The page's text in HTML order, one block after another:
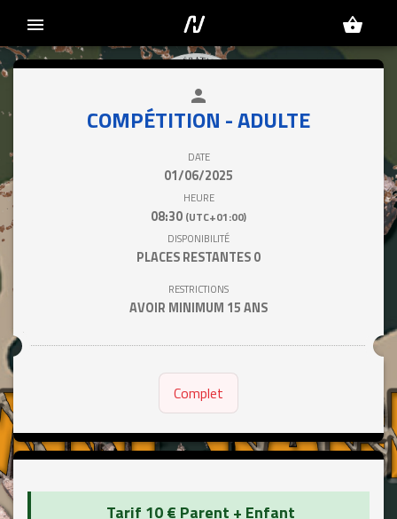
menu shopping_basket
person
COMPÉTITION - ADULTE
DATE
01/06/2025
HEURE
08:30 (UTC+01:00)
DISPONIBILITÉ
PLACES RESTANTES0
RESTRICTIONS
AVOIR MINIMUM 15 ANS
Complet
Tarif 10 € Parent + Enfant